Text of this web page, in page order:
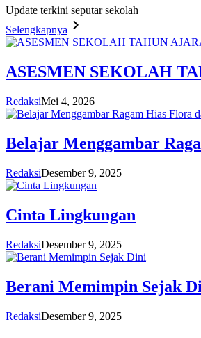
Update terkini seputar sekolah
Selengkapnya
ASESMEN SEKOLAH
RedaksiMei 4, 2026
Belajar Menggambar
RedaksiDesember 9, 2025
Cinta Lingkungan
RedaksiDesember 9, 2025
Berani Memimpin Sejak
RedaksiDesember 9, 2025